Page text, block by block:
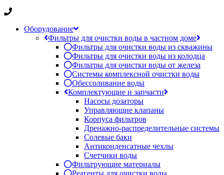
Оборудование
Фильтры для очистки воды в частном доме
Фильтры для очистки воды из скважины
Фильтры для очистки воды из колодца
Фильтры для очистки воды от железа
Системы комплексной очистки воды
Обессоливание воды
Комплектующие и запчасти
Насосы дозаторы
Управляющие клапаны
Корпуса фильтров
Дренажно-распределительные системы
Солевые баки
Антиконденсатные чехлы
Счетчики воды
Фильтрующие материалы
Реагенты для очистки воды